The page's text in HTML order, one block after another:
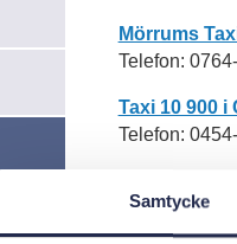
Samtycke
Mörrums
Telefon:
Taxi 10 900 i
Telefon:
Telefon: